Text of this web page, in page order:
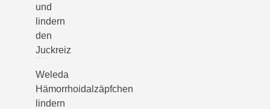
und
lindern
den
Juckreiz
Weleda
Hämorrhoidalzäpfchen
lindern